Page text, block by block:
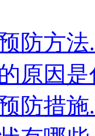
防方法.
原因
防措施.